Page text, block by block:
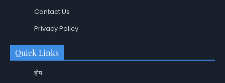
Contact Us
Privacy Policy
Quick Links
होम